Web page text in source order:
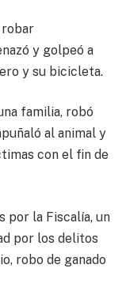
robar
y golpeó a
y su bicicleta.
familia, robó
al animal y
con el fin de
por la Fiscalía, un
por los delitos
robo de ganado